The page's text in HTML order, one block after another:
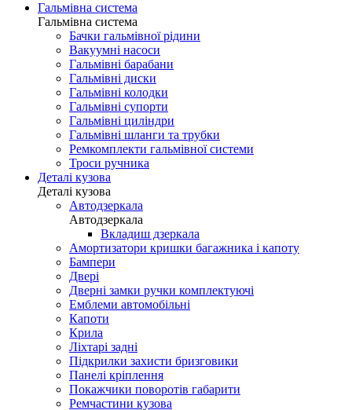
Гальмівна система
Гальмівна система
Бачки гальмівної рідини
Вакуумні насоси
Гальмівні барабани
Гальмівні диски
Гальмівні колодки
Гальмівні супорти
Гальмівні циліндри
Гальмівні шланги та трубки
Ремкомплекти гальмівної системи
Троси ручника
Деталі кузова
Деталі кузова
Автодзеркала
Автодзеркала
Вкладиш дзеркала
Амортизатори кришки багажника і капоту
Бампери
Двері
Дверні замки ручки комплектуючі
Емблеми автомобільні
Капоти
Крила
Ліхтарі задні
Підкрилки захисти бризговики
Панелі кріплення
Покажчики поворотів габарити
Ремчастини кузова